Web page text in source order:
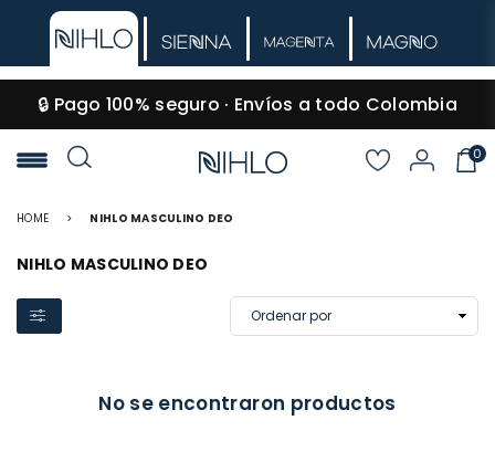
🔒 Pago 100% seguro · Envíos a todo Colombia
NIHLO
0
HOME > NIHLO MASCULINO DEO
NIHLO MASCULINO DEO
No se encontraron productos